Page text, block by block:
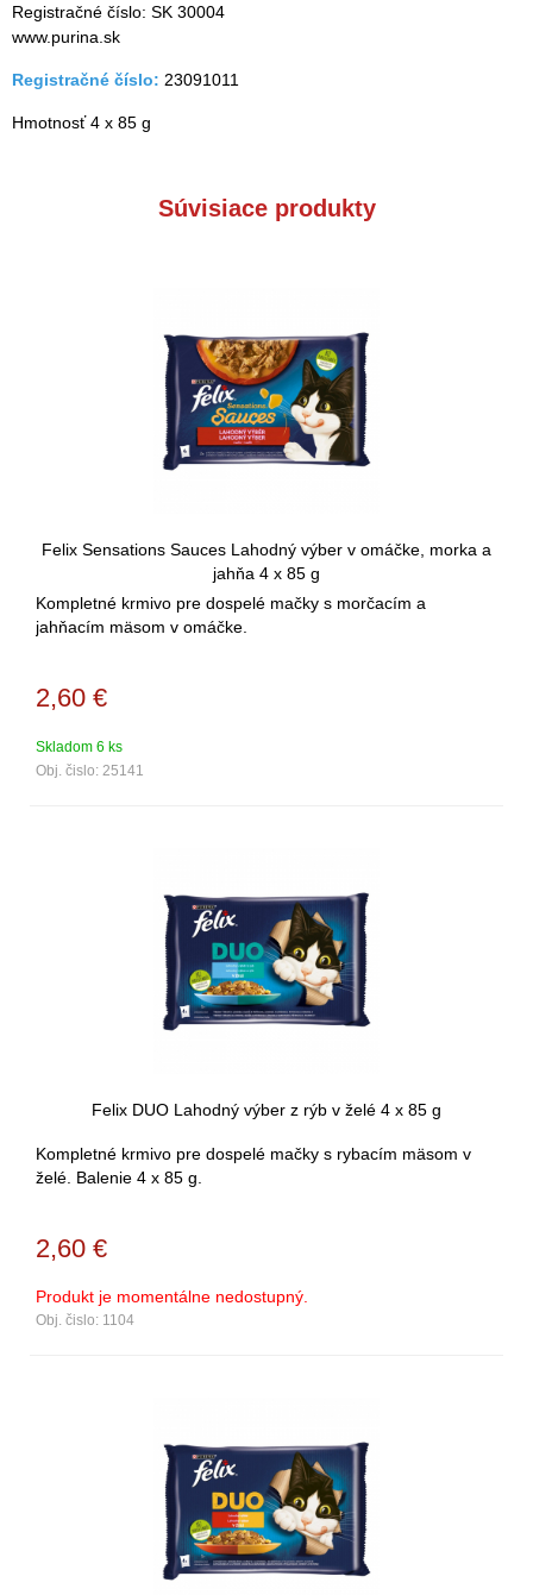
Registračné číslo: SK 30004
www.purina.sk
Registračné číslo: 23091011
Hmotnosť 4 x 85 g
Súvisiace produkty
Felix Sensations Sauces Lahodný výber v omáčke, morka a
jahňa 4 x 85 g
Kompletné krmivo pre dospelé mačky s morčacím a
jahňacím mäsom v omáčke.
2,60 €
Skladom 6 ks
Obj. čislo: 25141
Felix DUO Lahodný výber z rýb v želé 4 x 85 g
Kompletné krmivo pre dospelé mačky s rybacím mäsom v
želé. Balenie 4 x 85 g.
2,60 €
Produkt je momentálne nedostupný.
Obj. čislo: 1104